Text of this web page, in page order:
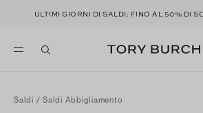
ULTIMI GIORNI DI SALDI: FINO AL 50% DI
Saldi / Saldi Abbigliamento